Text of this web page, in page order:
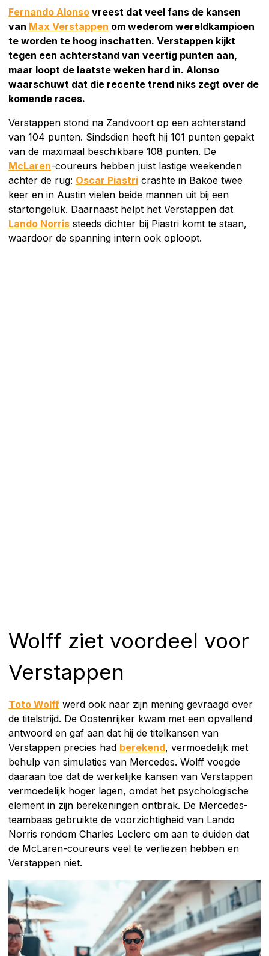
Fernando Alonso vreest dat veel fans de kansen
van Max Verstappen om wederom wereldkampioen
te worden te hoog inschatten. Verstappen kijkt
tegen een achterstand van veertig punten aan,
maar loopt de laatste weken hard in. Alonso
waarschuwt dat die recente trend niks zegt over de
komende races.
Verstappen stond na Zandvoort op een achterstand
van 104 punten. Sindsdien heeft hij 101 punten gepakt
van de maximaal beschikbare 108 punten. De
McLaren-coureurs hebben juist lastige weekenden
achter de rug: Oscar Piastri crashte in Bakoe twee
keer en in Austin vielen beide mannen uit bij een
startongeluk. Daarnaast helpt het Verstappen dat
Lando Norris steeds dichter bij Piastri komt te staan,
waardoor de spanning intern ook oploopt.
Wolff ziet voordeel voor
Verstappen
Toto Wolff werd ook naar zijn mening gevraagd over
de titelstrijd. De Oostenrijker kwam met een opvallend
antwoord en gaf aan dat hij de titelkansen van
Verstappen precies had berekend, vermoedelijk met
behulp van simulaties van Mercedes. Wolff voegde
daaraan toe dat de werkelijke kansen van Verstappen
vermoedelijk hoger lagen, omdat het psychologische
element in zijn berekeningen ontbrak. De Mercedes-
teambaas gebruikte de voorzichtigheid van Lando
Norris rondom Charles Leclerc om aan te duiden dat
de McLaren-coureurs veel te verliezen hebben en
Verstappen niet.